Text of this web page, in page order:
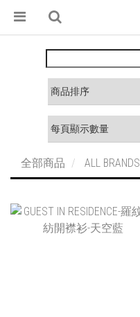
全部商品 ALL BRANDS